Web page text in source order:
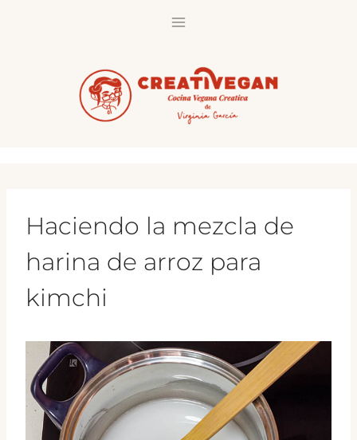
Haciendo la mezcla de
harina de arroz para
kimchi